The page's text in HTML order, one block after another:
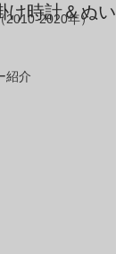
2010-2020年）
紹介
け時計＆ぬい